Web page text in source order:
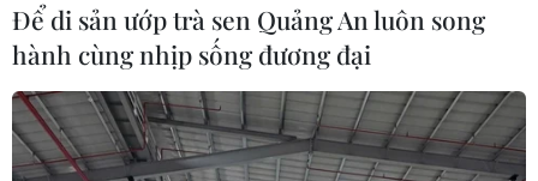
Để di sản ướp trà sen Quảng An luôn song
hành cùng nhịp sống đương đại